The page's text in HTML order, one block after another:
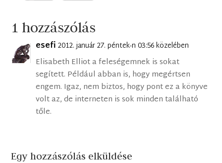
1 hozzászólás
esefi 2012. január 27. péntek-n 03:56 közelében
Elisabeth Elliot a feleségemnek is sokat
segített. Például abban is, hogy megértsen
engem. Igaz, nem biztos, hogy pont ez a könyve
volt az, de interneten is sok minden található
tőle.
Egy hozzászólás elküldése